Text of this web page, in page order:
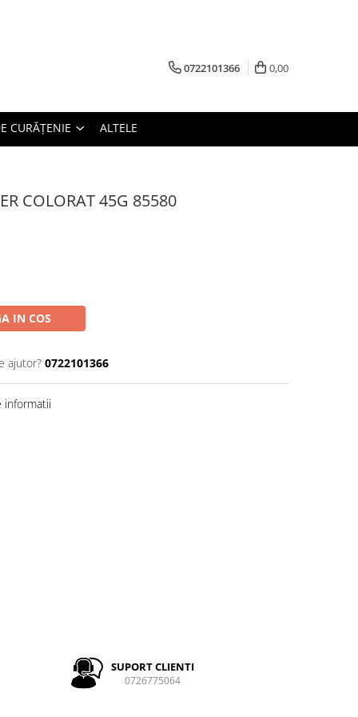
0722101366 0,00
CURĂȚENIE ALTELE
COLORAT 45G 85580
IN COS
ajutor? 0722101366
informatii
SUPORT CLIENTI
0726775064